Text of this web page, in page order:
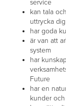
service
kan tala
uttrycka
har goda
är van att
system
har
Future
har en
kunder